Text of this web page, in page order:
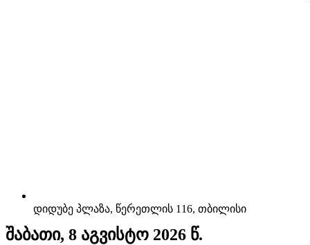
დიდუბე პლაზა, წერეთლის 116, თბილისი
შაბათი, 8 აგვისტო 2026 წ.